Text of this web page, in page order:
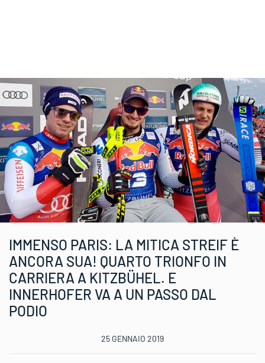
IMMENSO PARIS: LA MITICA STREIF È
ANCORA SUA! QUARTO TRIONFO IN
CARRIERA A KITZBÜHEL. E
INNERHOFER VA A UN PASSO DAL
PODIO
25 GENNAIO 2019